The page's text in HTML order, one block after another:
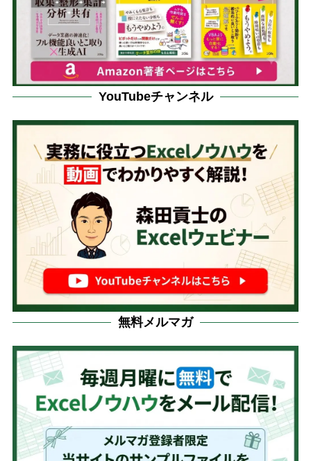
YouTubeチャンネル
無料メルマガ